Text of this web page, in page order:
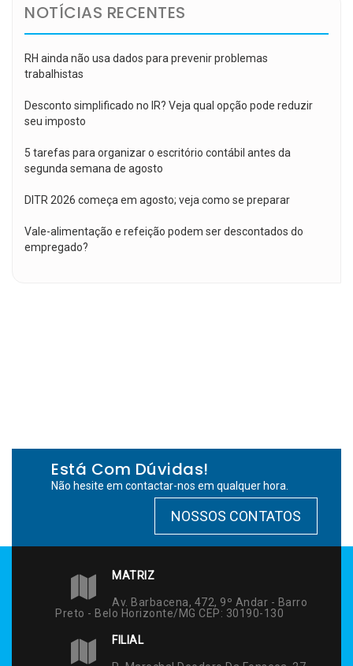
NOTÍCIAS RECENTES
RH ainda não usa dados para prevenir problemas
trabalhistas
Desconto simplificado no IR? Veja qual opção pode reduzir
seu imposto
5 tarefas para organizar o escritório contábil antes da
segunda semana de agosto
DITR 2026 começa em agosto; veja como se preparar
Vale-alimentação e refeição podem ser descontados do
empregado?
Está Com Dúvidas!
Não hesite em contactar-nos em qualquer hora.
NOSSOS CONTATOS
MATRIZ
Av. Barbacena, 472, 9º Andar - Barro
Preto - Belo Horizonte/MG CEP: 30190-130
FILIAL